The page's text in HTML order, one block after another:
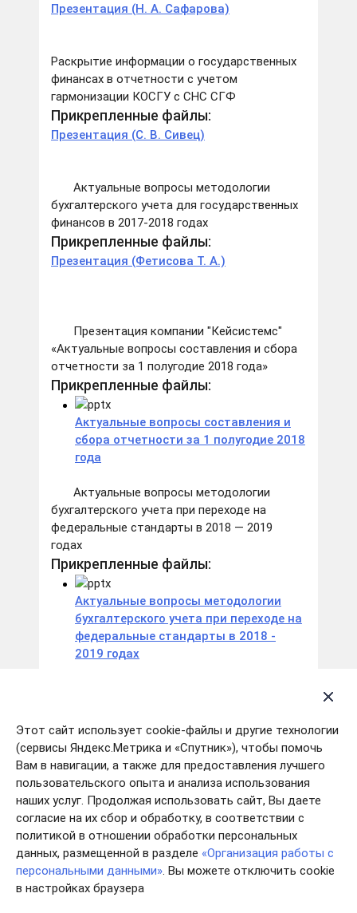
Этот сайт использует cookie-файлы и другие технологии
(сервисы Яндекс.Метрика и «Спутник»), чтобы помочь
Вам в навигации, а также для предоставления лучшего
пользовательского опыта и анализа использования
наших услуг. Продолжая использовать сайт, Вы даете
согласие на их сбор и обработку, в соответствии с
политикой в отношении обработки персональных
данных, размещенной в разделе «Организация работы с
персональными данными». Вы можете отключить cookie
в настройках браузера
Презентация (Н. А. Сафарова)
Раскрытие информации о государственных
финансах в отчетности с учетом
гармонизации КОСГУ с СНС СГФ
Прикрепленные файлы:
Презентация (С. В. Сивец)
Актуальные вопросы методологии
бухгалтерского учета для государственных
финансов в 2017-2018 годах
Прикрепленные файлы:
Презентация (Фетисова Т. А.)
Презентация компании "Кейсистемс"
«Актуальные вопросы составления и сбора
отчетности за 1 полугодие 2018 года»
Прикрепленные файлы:
Актуальные вопросы составления и
сбора отчетности за 1 полугодие 2018
года
Актуальные вопросы методологии
бухгалтерского учета при переходе на
федеральные стандарты в 2018 — 2019
годах
Прикрепленные файлы:
Актуальные вопросы методологии
бухгалтерского учета при переходе на
федеральные стандарты в 2018 -
2019 годах
классификации Российской Федерации
Прикрепленные файлы:
Приказ
Министерства Финансов Российской
Федерации от 08.06.2017 №
132н
Приложения к приказу